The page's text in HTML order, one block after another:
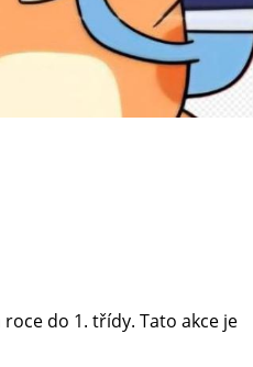
do 1. třídy. Tato akce je